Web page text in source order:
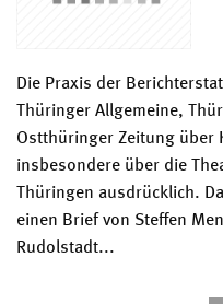
Die Praxis der
Thüringer Allgemeine,
Ostthüringer Zeitung über
insbesondere über die
Thüringen ausdrücklich.
einen Brief von Steffen
Rudolstadt...